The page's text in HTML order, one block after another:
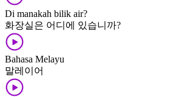
Di manakah bilik air?
화장실은 어디에 있습니까?
Bahasa Melayu
말레이어